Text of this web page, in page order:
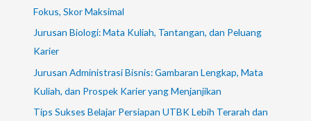
Fokus, Skor Maksimal
Jurusan Biologi: Mata Kuliah, Tantangan, dan Peluang
Karier
Jurusan Administrasi Bisnis: Gambaran Lengkap, Mata
Kuliah, dan Prospek Karier yang Menjanjikan
Tips Sukses Belajar Persiapan UTBK Lebih Terarah dan